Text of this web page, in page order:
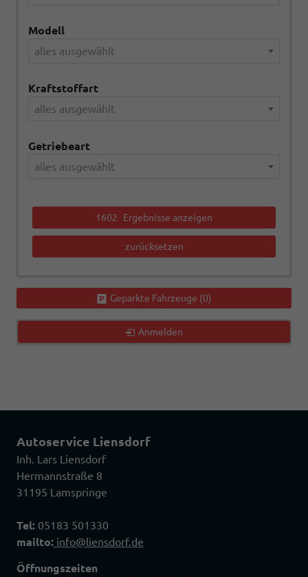
Modell
alles ausgewählt
Kraftstoffart
alles ausgewählt
Getriebeart
alles ausgewählt
1602 Ergebnisse anzeigen
zurücksetzen
Geparkte Fahrzeuge (0)
Anmelden
Autoservice Liensdorf
Inh. Lars Liensdorf
Hermannstraße 8
31195 Lamspringe
Tel: 05183 501330
mailto: info@liensdorf.de
Öffnungszeiten